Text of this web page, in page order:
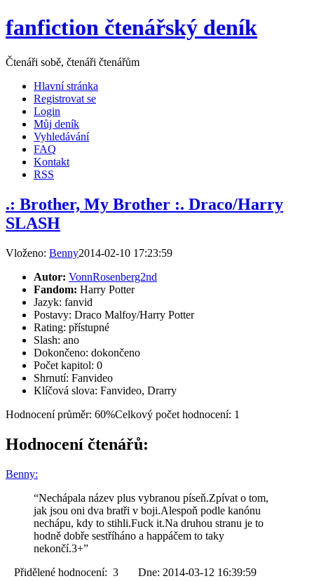
fanfiction čtenářský deník
Čtenáři sobě, čtenáři čtenářům
Hlavní stránka
Registrovat se
Login
Můj deník
Vyhledávání
FAQ
Kontakt
RSS
.: Brother, My Brother :. Draco/Harry
SLASH
Vloženo: Benny2014-02-10 17:23:59
Autor: VonnRosenberg2nd
Fandom: Harry Potter
Jazyk: fanvid
Postavy: Draco Malfoy/Harry Potter
Rating: přístupné
Slash: ano
Dokončeno: dokončeno
Počet kapitol: 0
Shrnutí: Fanvideo
Klíčová slova: Fanvideo, Drarry
Hodnocení průměr: 60%Celkový počet hodnocení: 1
Hodnocení čtenářů:
Benny:
“Nechápala název plus vybranou píseň.Zpívat o tom,
jak jsou oni dva bratři v boji.Alespoň podle kanónu
nechápu, kdy to stihli.Fuck it.Na druhou stranu je to
hodně dobře sestříháno a happáčem to taky
nekončí.3+”
Přidělené hodnocení: 3 Dne: 2014-03-12 16:39:59